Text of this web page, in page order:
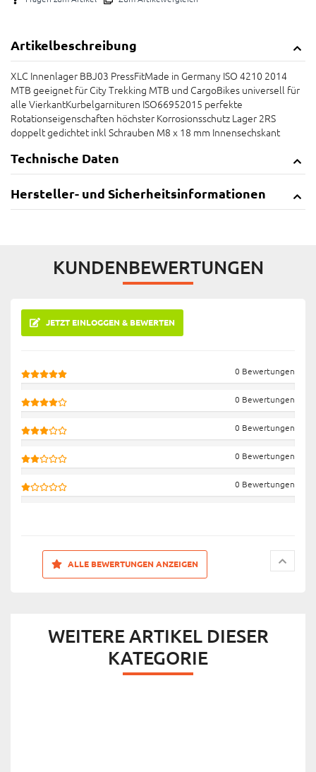
Artikelbeschreibung
XLC Innenlager BBJ03 PressFitMade in Germany ISO 4210 2014
MTB geeignet für City Trekking MTB und CargoBikes universell für
alle VierkantKurbelgarnituren ISO66952015 perfekte
Rotationseigenschaften höchster Korrosionsschutz Lager 2RS
doppelt gedichtet inkl Schrauben M8 x 18 mm Innensechskant
Technische Daten
Hersteller- und Sicherheitsinformationen
KUNDENBEWERTUNGEN
JETZT EINLOGGEN & BEWERTEN
0 Bewertungen
0 Bewertungen
0 Bewertungen
0 Bewertungen
0 Bewertungen
ALLE BEWERTUNGEN ANZEIGEN
WEITERE ARTIKEL DIESER
KATEGORIE